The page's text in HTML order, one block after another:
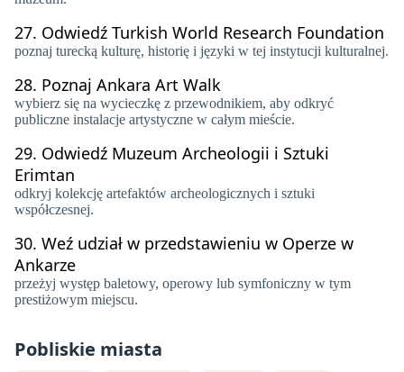
27. Odwiedź Turkish World Research Foundation
poznaj turecką kulturę, historię i języki w tej instytucji kulturalnej.
28. Poznaj Ankara Art Walk
wybierz się na wycieczkę z przewodnikiem, aby odkryć
publiczne instalacje artystyczne w całym mieście.
29. Odwiedź Muzeum Archeologii i Sztuki
Erimtan
odkryj kolekcję artefaktów archeologicznych i sztuki
współczesnej.
30. Weź udział w przedstawieniu w Operze w
Ankarze
przeżyj występ baletowy, operowy lub symfoniczny w tym
prestiżowym miejscu.
Pobliskie miasta